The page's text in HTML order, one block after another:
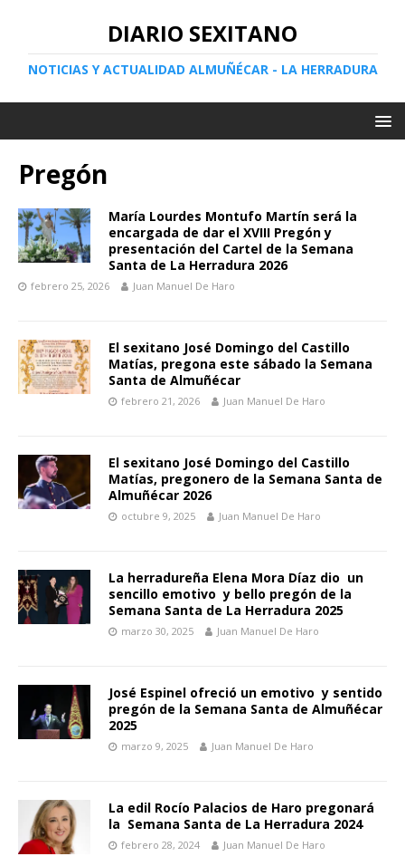
DIARIO SEXITANO
NOTICIAS Y ACTUALIDAD ALMUÑÉCAR - LA HERRADURA
Pregón
María Lourdes Montufo Martín será la
encargada de dar el XVIII Pregón y
presentación del Cartel de la Semana
Santa de La Herradura 2026
febrero 25, 2026 Juan Manuel De Haro
El sexitano José Domingo del Castillo
Matías, pregona este sábado la Semana
Santa de Almuñécar
febrero 21, 2026 Juan Manuel De Haro
El sexitano José Domingo del Castillo
Matías, pregonero de la Semana Santa de
Almuñécar 2026
octubre 9, 2025 Juan Manuel De Haro
La herradureña Elena Mora Díaz dio un
sencillo emotivo y bello pregón de la
Semana Santa de La Herradura 2025
marzo 30, 2025 Juan Manuel De Haro
José Espinel ofreció un emotivo y sentido
pregón de la Semana Santa de Almuñécar
2025
marzo 9, 2025 Juan Manuel De Haro
La edil Rocío Palacios de Haro pregonará
la Semana Santa de La Herradura 2024
febrero 28, 2024 Juan Manuel De Haro